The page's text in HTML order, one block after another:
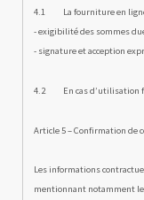
4.1 La fourniture en ligne
- exigibilité des sommes
- signature et acception
4.2 En cas d’utilisation
Article 5 – Confirmation de
Les informations
mentionnant notamment